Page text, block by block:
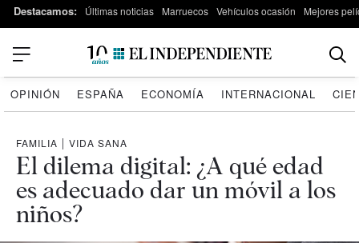
Destacamos: Últimas noticias Marruecos Vehículos ocasión Mejores
OPINIÓN ESPAÑA ECONOMÍA INTERNACIONAL
FAMILIA | VIDA SANA
El dilema digital: ¿A qué edad
es adecuado dar un móvil a los
niños?